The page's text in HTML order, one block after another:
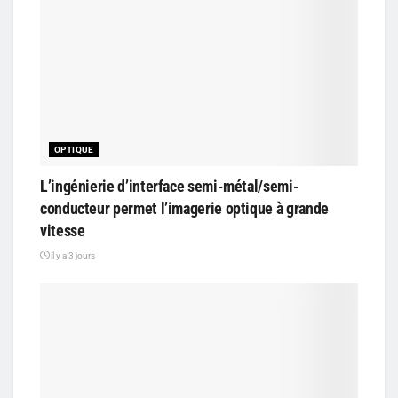
OPTIQUE
L’ingénierie d’interface semi-métal/semi-
conducteur permet l’imagerie optique à grande
vitesse
il y a 3 jours